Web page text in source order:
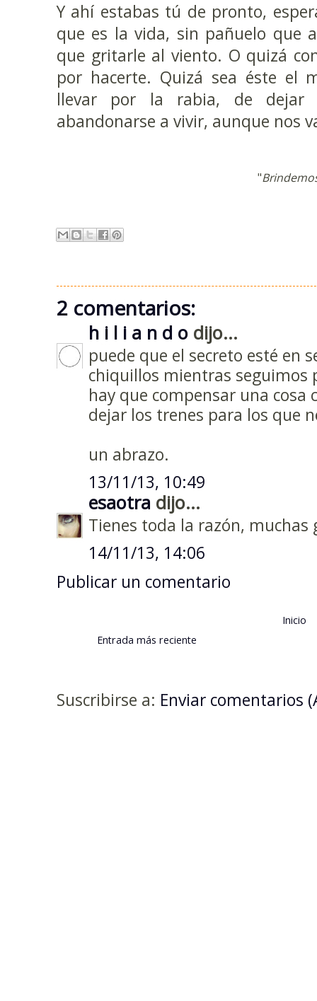
Y ahí estabas tú de pronto,
que es la vida, sin pañuelo que
que gritarle al viento. O quizá
por hacerte. Quizá sea éste el
llevar por la rabia, de dejar
abandonarse a vivir, aunque nos
"
2 comentarios:
h i l i a n d o dijo...
puede que el secreto esté en
chiquillos mientras seguimos
hay que compensar una cosa
dejar los trenes para los que
un abrazo.
13/11/13, 10:49
esaotra dijo...
Tienes toda la razón, muchas
14/11/13, 14:06
Publicar un comentario
Entrada más reciente
Inicio
Suscribirse a: Enviar comentarios